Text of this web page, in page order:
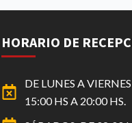
HORARIO DE
DE LUNES A
15:00 HS A 20:00 HS.